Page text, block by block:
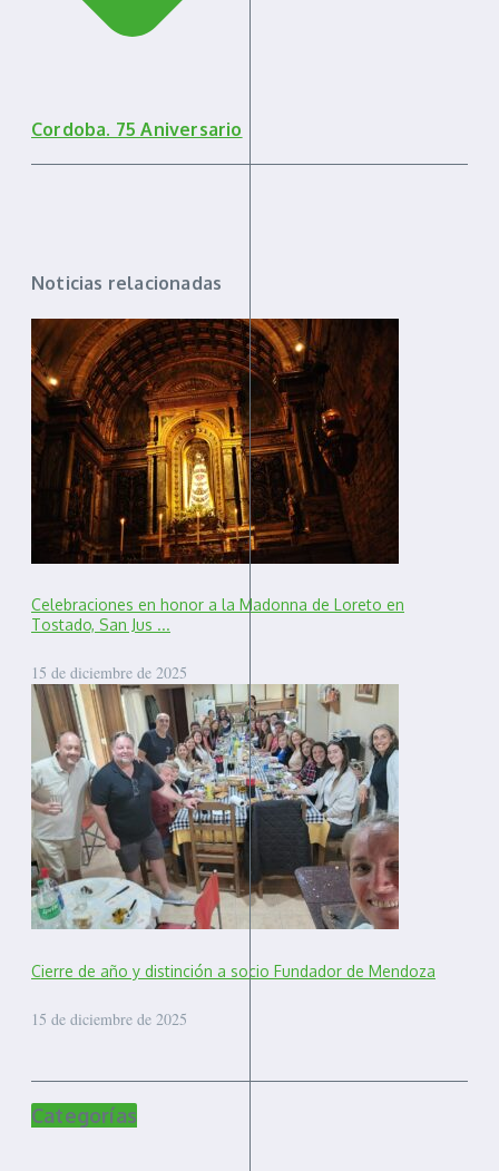
Cordoba. 75 Aniversario
Noticias relacionadas
Celebraciones en honor a la Madonna de Loreto en
Tostado, San Jus ...
15 de diciembre de 2025
Cierre de año y distinción a socio Fundador de Mendoza
15 de diciembre de 2025
Categorías